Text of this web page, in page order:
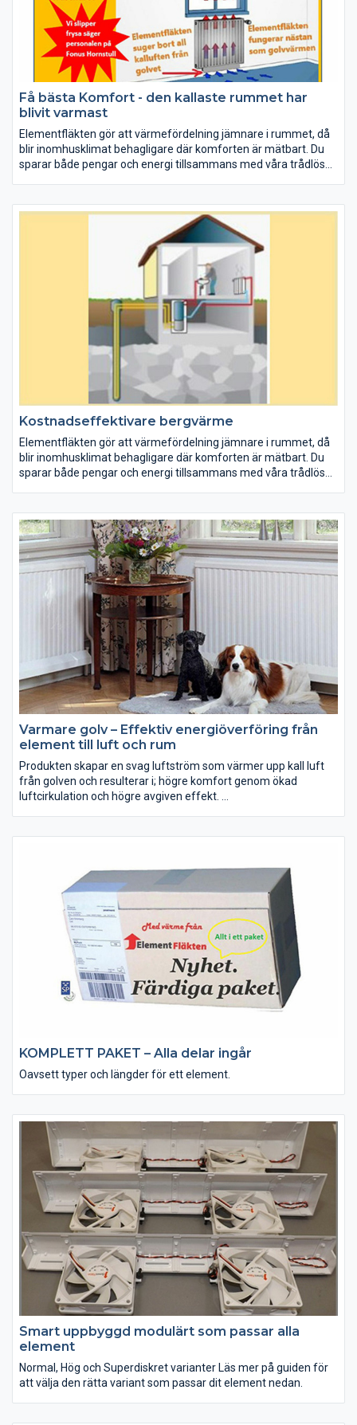
Få bästa Komfort - den kallaste rummet har
blivit varmast
Elementfläkten gör att värmefördelning jämnare i rummet, då
blir inomhusklimat behagligare där komforten är mätbart. Du
sparar både pengar och energi tillsammans med våra trådlösa
Kostnadseffektivare bergvärme
Elementfläkten gör att värmefördelning jämnare i rummet, då
blir inomhusklimat behagligare där komforten är mätbart. Du
sparar både pengar och energi tillsammans med våra trådlösa
Varmare golv – Effektiv energiöverföring från
element till luft och rum
Produkten skapar en svag luftström som värmer upp kall luft
från golven och resulterar i; högre komfort genom ökad
luftcirkulation och högre avgiven effekt.
KOMPLETT PAKET – Alla delar ingår
Oavsett typer och längder för ett element.
Smart uppbyggd modulärt som passar alla
element
Normal, Hög och Superdiskret varianter Läs mer på guiden för
att välja den rätta variant som passar dit element nedan.